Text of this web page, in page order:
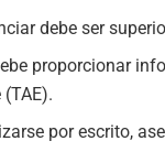
debe ser
proporcionar
por escrito,